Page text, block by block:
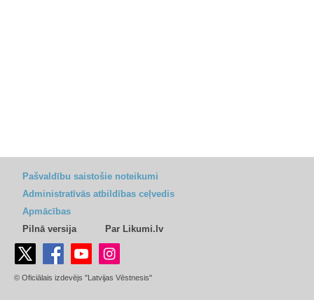
Pašvaldību saistošie noteikumi
Administratīvās atbildības ceļvedis
Apmācības
Pilnā versija
Par Likumi.lv
© Oficiālais izdevējs "Latvijas Vēstnesis"